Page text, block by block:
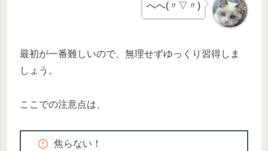
へへ(〃▽〃)
最初が一番難しいので、無理せずゆっくり習得しま
しょう。
ここでの注意点は、
焦らない！